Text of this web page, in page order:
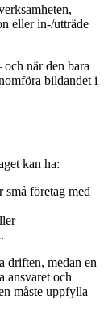
eller in-/utträde
när den bara
bildandet i
kan ha:
små företag med
driften, medan en
ansvaret och
måste uppfylla